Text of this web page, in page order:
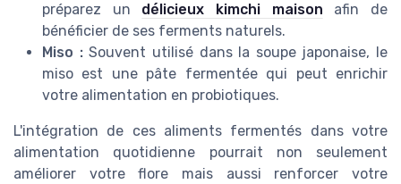
préparez un délicieux kimchi maison afin de
bénéficier de ses ferments naturels.
Miso :Souvent utilisé dans la soupe japonaise, le
miso est une pâte fermentée qui peut enrichir
votre alimentation en probiotiques.
L'intégration de ces aliments fermentés dans votre
alimentation quotidienne pourrait non seulement
améliorer votre flore mais aussi renforcer votre